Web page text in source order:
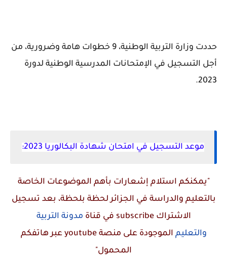
حددت وزارة التربية الوطنية، 9 خطوات هامة وضرورية، من
أجل التسجيل في الإمتحانات المدرسية الوطنية لدورة
2023.
موعد التسجيل في امتحان شهادة البكالوريا 2023:
"يمكنكم استلام إشعارات بأهم الموضوعات الخاصة
بالتعليم والدراسة في الجزائر لحظة بلحظة، بعد تسجيل
الاشتراكsubscribe في قناة مدونة التربية
والتعليم الموجودة على منصةyoutube عبر هاتفكم
المحمول"